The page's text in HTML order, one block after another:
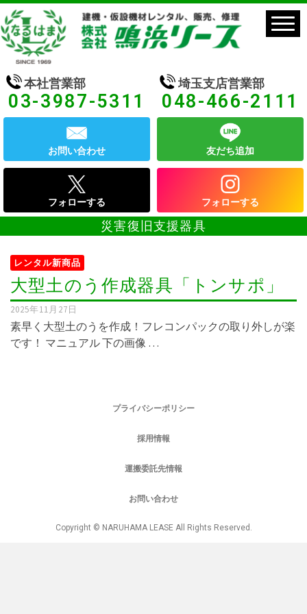
本社営業部
03-3987-5311
埼玉支店営業部
048-466-2111
お問い合わせ 友だち追加
フォローする フォローする
災害復旧支援器具
レンタル新商品
大型土のう作成器具「トンサポ」
2025年11月27日
素早く大型土のうを作成！フレコンパックの取り外しが楽
です！ マニュアル 下の画像 …
プライバシーポリシー
採用情報
運搬委託先情報
お問い合わせ
Copyright © NARUHAMA LEASE All Rights Reserved.